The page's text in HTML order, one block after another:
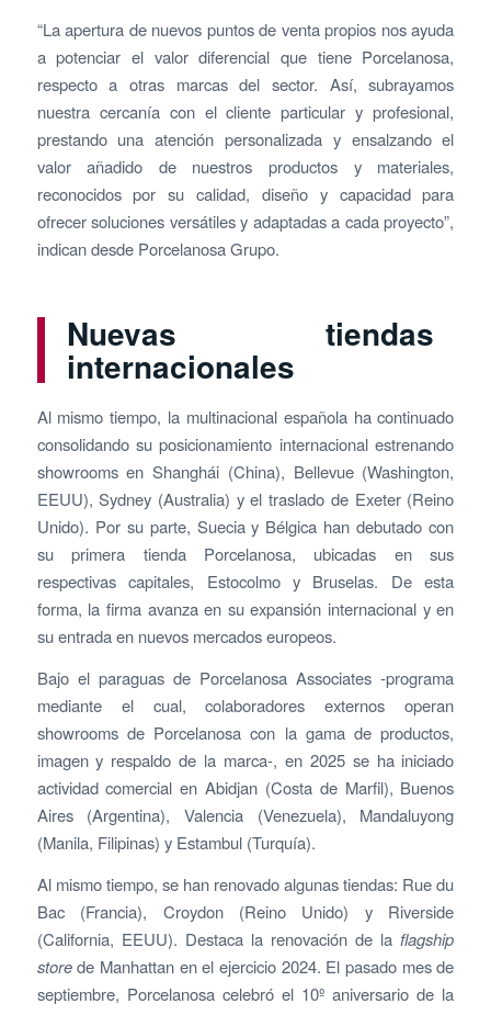
“La apertura de nuevos puntos de venta propios nos ayuda
a potenciar el valor diferencial que tiene Porcelanosa,
respecto a otras marcas del sector. Así, subrayamos
nuestra cercanía con el cliente particular y profesional,
prestando una atención personalizada y ensalzando el
valor añadido de nuestros productos y materiales,
reconocidos por su calidad, diseño y capacidad para
ofrecer soluciones versátiles y adaptadas a cada proyecto”,
indican desde Porcelanosa Grupo.
Nuevas tiendas
internacionales
Al mismo tiempo, la multinacional española ha continuado
consolidando su posicionamiento internacional estrenando
showrooms en Shanghái (China), Bellevue (Washington,
EEUU), Sydney (Australia) y el traslado de Exeter (Reino
Unido). Por su parte, Suecia y Bélgica han debutado con
su primera tienda Porcelanosa, ubicadas en sus
respectivas capitales, Estocolmo y Bruselas. De esta
forma, la firma avanza en su expansión internacional y en
su entrada en nuevos mercados europeos.
Bajo el paraguas de Porcelanosa Associates -programa
mediante el cual, colaboradores externos operan
showrooms de Porcelanosa con la gama de productos,
imagen y respaldo de la marca-, en 2025 se ha iniciado
actividad comercial en Abidjan (Costa de Marfil), Buenos
Aires (Argentina), Valencia (Venezuela), Mandaluyong
(Manila, Filipinas) y Estambul (Turquía).
Al mismo tiempo, se han renovado algunas tiendas: Rue du
Bac (Francia), Croydon (Reino Unido) y Riverside
(California, EEUU). Destaca la renovación de la flagship
storede Manhattan en el ejercicio 2024. El pasado mes de
septiembre, Porcelanosa celebró el 10º aniversario de la